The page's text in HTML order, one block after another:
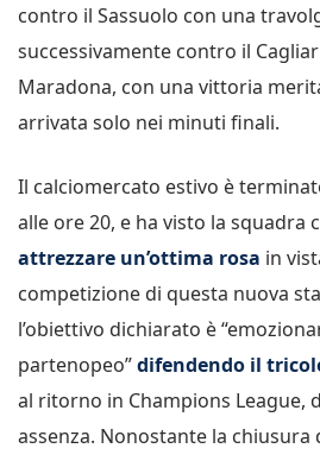
contro il Sassuolo con una
successivamente contro il
Maradona, con una vittoria
arrivata solo nei minuti finali.
Il calciomercato estivo è
alle ore 20, e ha visto la squadra
attrezzare un’ottima rosa in
competizione di questa nuova
l’obiettivo dichiarato è
partenopeo”difendendo il
al ritorno in Champions League,
assenza. Nonostante la chiusura